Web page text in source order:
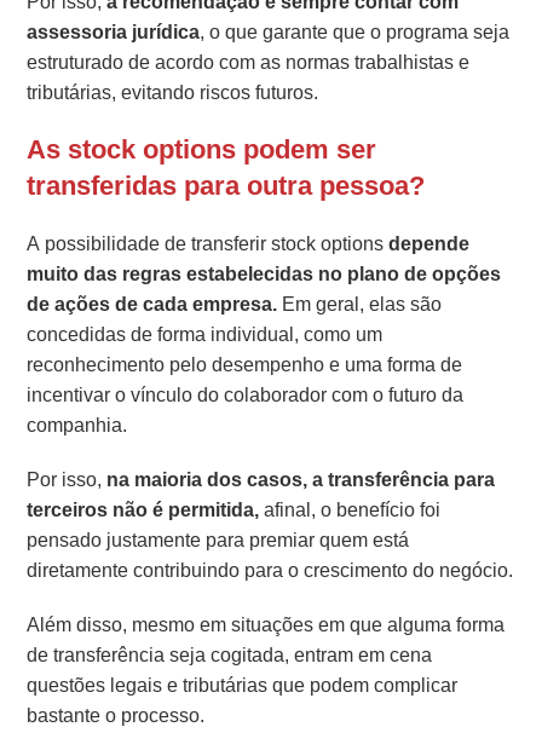
assessoria jurídica, o que garante que o programa seja
estruturado de acordo com as normas trabalhistas e
tributárias, evitando riscos futuros.
As stock options podem ser
transferidas para outra pessoa?
A possibilidade de transferir stock optionsdepende
muito das regras estabelecidas no plano de opções
de ações de cada empresa. Em geral, elas são
concedidas de forma individual, como um
reconhecimento pelo desempenho e uma forma de
incentivar o vínculo do colaborador com o futuro da
companhia.
Por isso, na maioria dos casos, a transferência para
terceiros não é permitida,afinal, o benefício foi
pensado justamente para premiar quem está
diretamente contribuindo para o crescimento do negócio.
Além disso, mesmo em situações em que alguma forma
de transferência seja cogitada, entram em cena
questões legais e tributárias que podem complicar
bastante o processo.